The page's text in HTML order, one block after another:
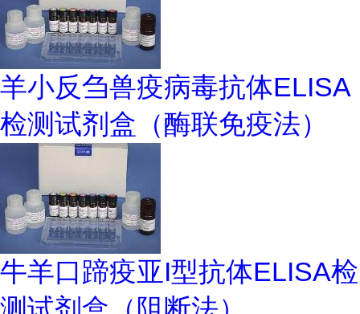
羊小反刍兽疫病毒抗体ELISA
检测试剂盒（酶联免疫法）
牛羊口蹄疫亚I型抗体ELISA检